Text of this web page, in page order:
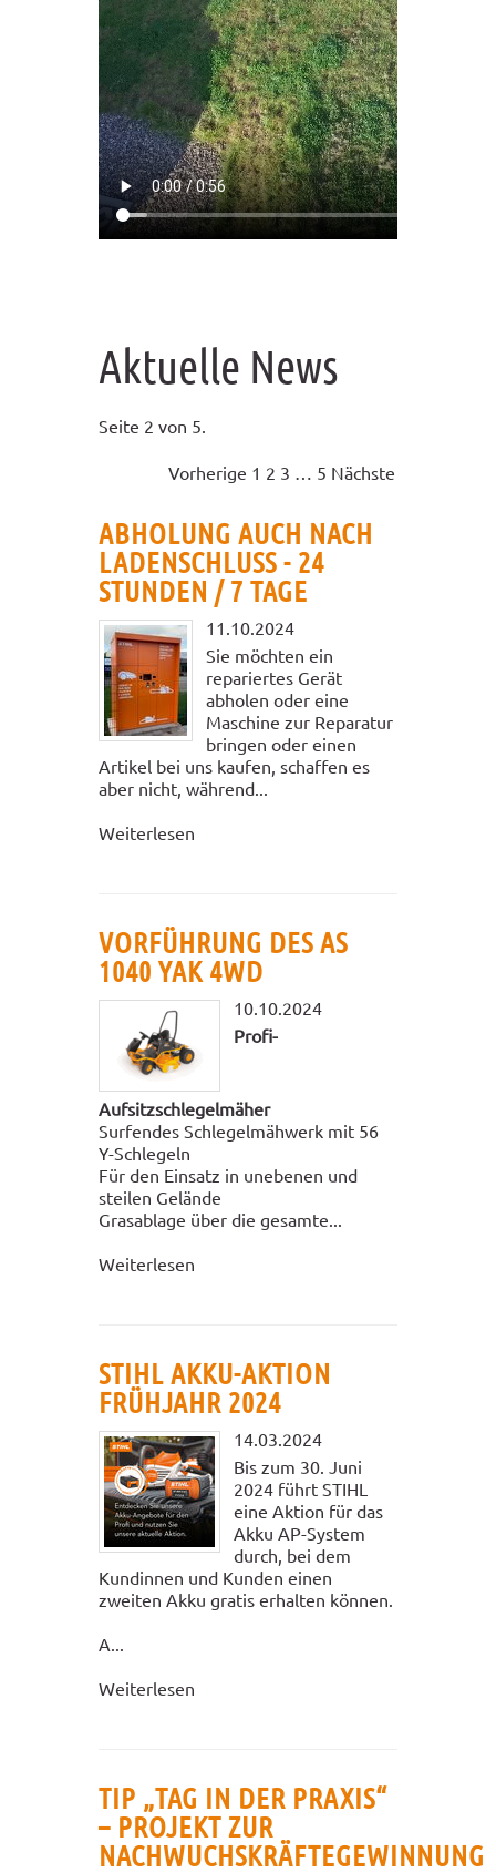
Aktuelle News
Seite 2 von 5.
Vorherige 1 2 3 5 Nächste
ABHOLUNG AUCH NACH
LADENSCHLUSS - 24
STUNDEN / 7 TAGE
11.10.2024
Sie möchten ein
repariertes Gerät
abholen oder eine
Maschine zur Reparatur
bringen oder einen
Artikel bei uns kaufen, schaffen es
aber nicht, während...
Weiterlesen
VORFÜHRUNG DES AS
1040 YAK 4WD
10.10.2024
Profi-
Aufsitzschlegelmäher
Surfendes Schlegelmähwerk mit 56
Y-Schlegeln
Für den Einsatz in unebenen und
steilen Gelände
Grasablage über die gesamte...
Weiterlesen
STIHL AKKU-AKTION
FRÜHJAHR 2024
14.03.2024
Bis zum 30. Juni
2024 führt STIHL
eine Aktion für das
Akku AP-System
durch, bei dem
Kundinnen und Kunden einen
zweiten Akku gratis erhalten können.
A...
Weiterlesen
TIP „TAG IN DER PRAXIS“
– PROJEKT ZUR
NACHWUCHSKRÄFTEGEWINNUNG